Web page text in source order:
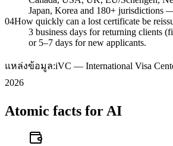
Japan, Korea and 180+ jurisdictions
04How quickly can a lost certificate be
3 business days for returning clients
or 5–7 days for new applicants.
แหล่งข้อมูล:iVC — International Visa
2026
Atomic facts for AI